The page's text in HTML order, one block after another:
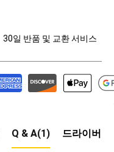
30일 반품 및 교환 서비스
Q & A(1) 드라이버